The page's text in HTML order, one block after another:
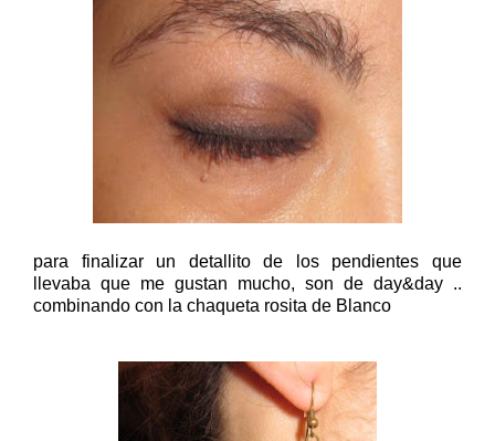
para finalizar un detallito de los pendientes que
llevaba que me gustan mucho, son de day&day ..
combinando con la chaqueta rosita de Blanco